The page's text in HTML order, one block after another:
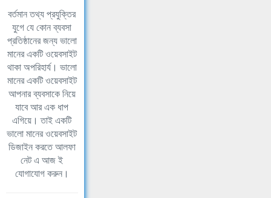
বর্তমান তথ্য প্রযুক্তির
যুগে যে কোন ব্যবসা
প্রতিষ্ঠানের জন্য ভালো
মানের একটি ওয়েবসাইট
থাকা অপরিহার্য। ভালো
মানের একটি ওয়েবসাইট
আপনার ব্যবসাকে নিয়ে
যাবে আর এক ধাপ
এগিয়ে। তাই একটি
ভালো মানের ওয়েবসাইট
ডিজাইন করতে আলফা
নেট এ আজ ই
যোগাযোগ করুন।